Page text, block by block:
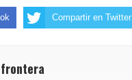
Compartir en Twitter